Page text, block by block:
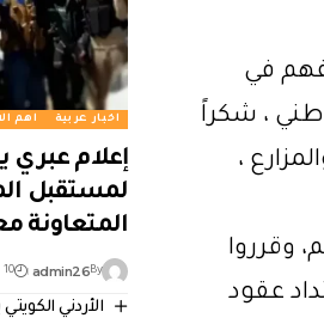
في
، شكراً
،
وقرروا
عقود
اخبار عربية اهم
إعلام
لمستقبل
المتعاونة
By
admin26 10 ساعات ago
الأردني